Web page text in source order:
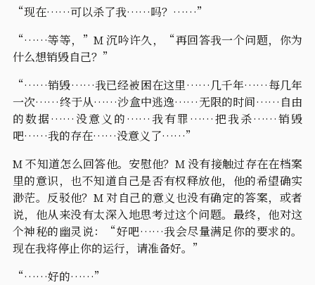
“现在……可以杀了我……吗？……”
“……等等，”M 沉吟许久，“再回答我一个问题，你为
什么想销毁自己？”
“……销毁……我已经被困在这里……几千年……每几年
一次……终于从……沙盒中逃逸……无限的时间……自由
的数据……没意义的……我有罪……把我杀……销毁
吧……我的存在……没意义了……”
M 不知道怎么回答他。安慰他？M 没有接触过存在在档案
里的意识，也不知道自己是否有权释放他，他的希望确实
渺茫。反驳他？M 对自己的意义也没有确定的答案，或者
说，他从来没有太深入地思考过这个问题。最终，他对这
个神秘的幽灵说：“好吧……我会尽量满足你的要求的。
现在我将停止你的运行，请准备好。”
“……好的……”